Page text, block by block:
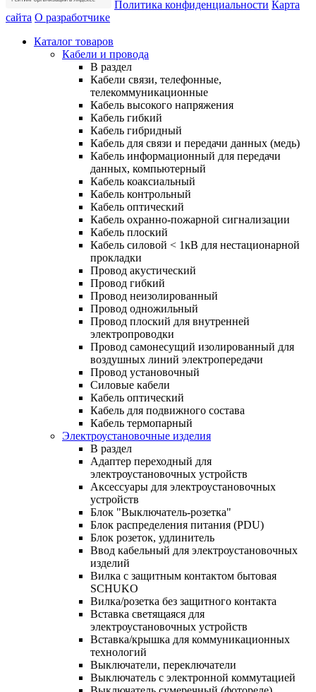
Политика конфиденциальности Карта
сайта О разработчике
Каталог товаров
Кабели и провода
В раздел
Кабели связи, телефонные,
телекоммуникационные
Кабель высокого напряжения
Кабель гибкий
Кабель гибридный
Кабель для связи и передачи данных (медь)
Кабель информационный для передачи
данных, компьютерный
Кабель коаксиальный
Кабель контрольный
Кабель оптический
Кабель охранно-пожарной сигнализации
Кабель плоский
Кабель силовой < 1кВ для нестационарной
прокладки
Провод акустический
Провод гибкий
Провод неизолированный
Провод одножильный
Провод плоский для внутренней
электропроводки
Провод самонесущий изолированный для
воздушных линий электропередачи
Провод установочный
Силовые кабели
Кабель оптический
Кабель для подвижного состава
Кабель термопарный
Электроустановочные изделия
В раздел
Адаптер переходный для
электроустановочных устройств
Аксессуары для электроустановочных
устройств
Блок "Выключатель-розетка"
Блок распределения питания (PDU)
Блок розеток, удлинитель
Ввод кабельный для электроустановочных
изделий
Вилка с защитным контактом бытовая
SCHUKO
Вилка/розетка без защитного контакта
Вставка светящаяся для
электроустановочных устройств
Вставка/крышка для коммуникационных
технологий
Выключатели, переключатели
Выключатель с электронной коммутацией